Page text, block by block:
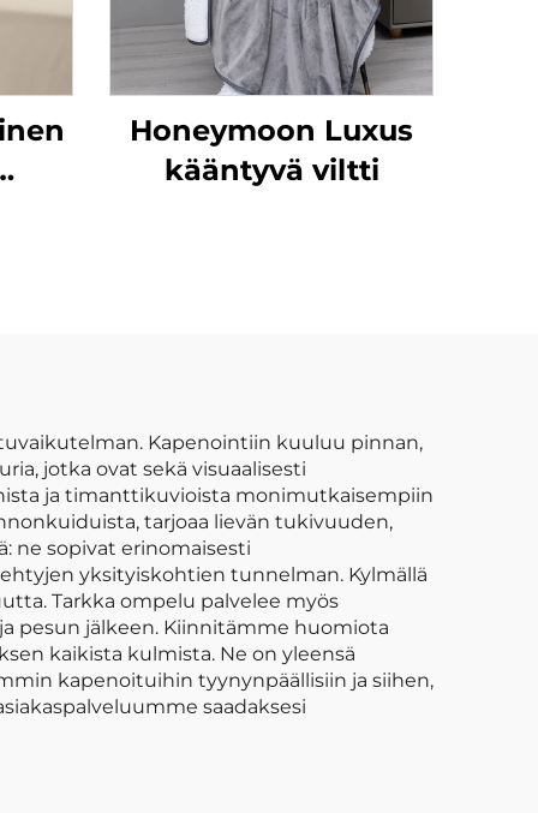
Honeymoon Luxus
kääntyvä viltti
Kapenointiin kuuluu pinnan,
jotka ovat sekä visuaalisesti
ja timanttikuvioista monimutkaisempiin
tarjoaa lievän tukivuuden,
ne sopivat erinomaisesti
yksityiskohtien tunnelman. Kylmällä
Tarkka ompelu palvelee myös
pesun jälkeen. Kiinnitämme huomiota
kaikista kulmista. Ne on yleensä
kapenoituihin tyynynpäällisiin ja siihen,
saadaksesi